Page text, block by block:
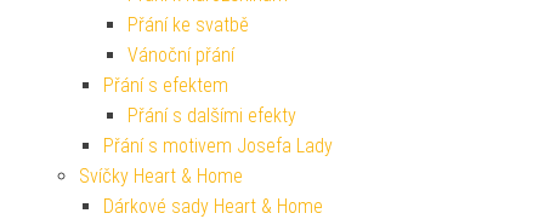
Přání ke svatbě
Vánoční přání
Přání s efektem
Přání s dalšími efekty
Přání s motivem Josefa Lady
Svíčky Heart & Home
Dárkové sady Heart & Home